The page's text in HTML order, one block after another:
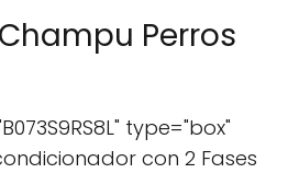
Perros
type="box"
con 2 Fases